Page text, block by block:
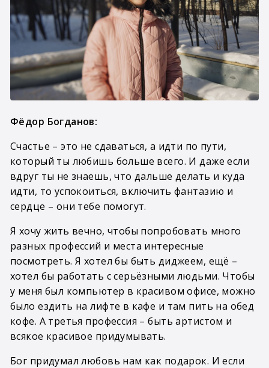
Фёдор Богданов:
Счастье – это не сдаваться, а идти по пути,
который ты любишь больше всего. И даже если
вдруг ты не знаешь, что дальше делать и куда
идти, то успокоиться, включить фантазию и
сердце – они тебе помогут.
Я хочу жить вечно, чтобы попробовать много
разных профессий и места интересные
посмотреть. Я хотел бы быть диджеем, ещё –
хотел бы работать с серьёзными людьми. Чтобы
у меня был компьютер в красивом офисе, можно
было ездить на лифте в кафе и там пить на обед
кофе. А третья профессия – быть артистом и
всякое красивое придумывать.
Бог придумал любовь нам как подарок. И если